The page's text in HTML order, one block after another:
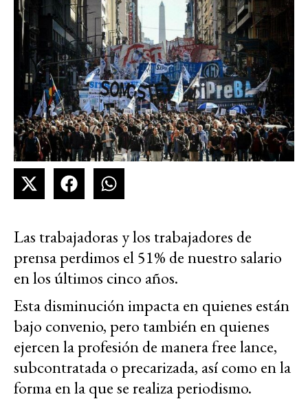
Las trabajadoras y los trabajadores de
prensa perdimos el 51% de nuestro salario
en los últimos cinco años.
Esta disminución impacta en quienes están
bajo convenio, pero también en quienes
ejercen la profesión de manera free lance,
subcontratada o precarizada, así como en la
forma en la que se realiza periodismo.